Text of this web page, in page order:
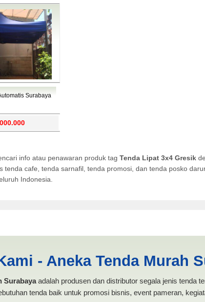
Surabaya
info atau penawaran produk tag Tenda Lipat 3x4 Gresik
tenda cafe, tenda sarnafil, tenda promosi, dan tenda posko
Indonesia.
- Aneka Tenda Murah
Surabayaadalah produsen dan distributor segala jenis tenda
tenda baik untuk promosi bisnis, event pameran,